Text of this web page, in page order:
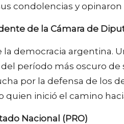
condolencias y opinaron
de la Cámara de
la democracia argentina.
período más oscuro de
por la defensa de los
quien inició el camino
Nacional (PRO)